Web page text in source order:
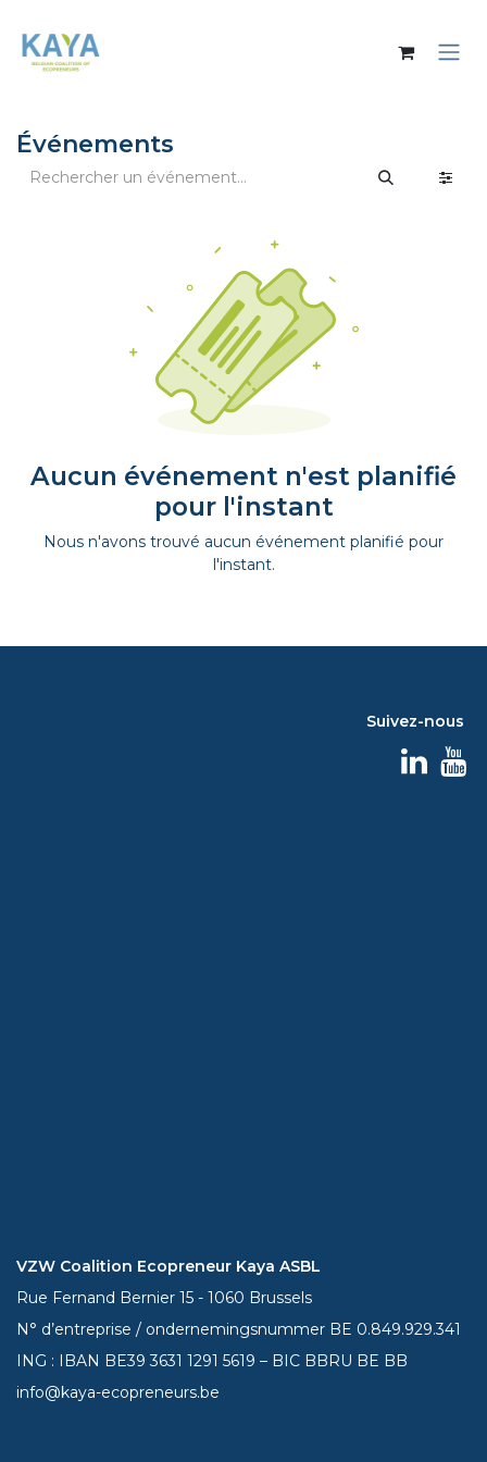
Événements
Aucun événement n'est planifié
pour l'instant
Nous n'avons trouvé aucun événement planifié pour
l'instant.
Suivez-nous
VZW Coalition Ecopreneur Kaya ASBL
Rue Fernand Bernier 15 - 1060 Brussels
N° d’entreprise / ondernemingsnummer BE 0.849.929.341
ING : IBAN BE393631 1291 5619 – BIC BBRU BE BB
info@kaya-ecopreneurs.be